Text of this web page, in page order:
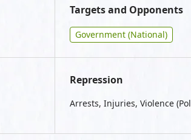
Targets and Opponents
Government (National)
Repression
Arrests, Injuries, Violence